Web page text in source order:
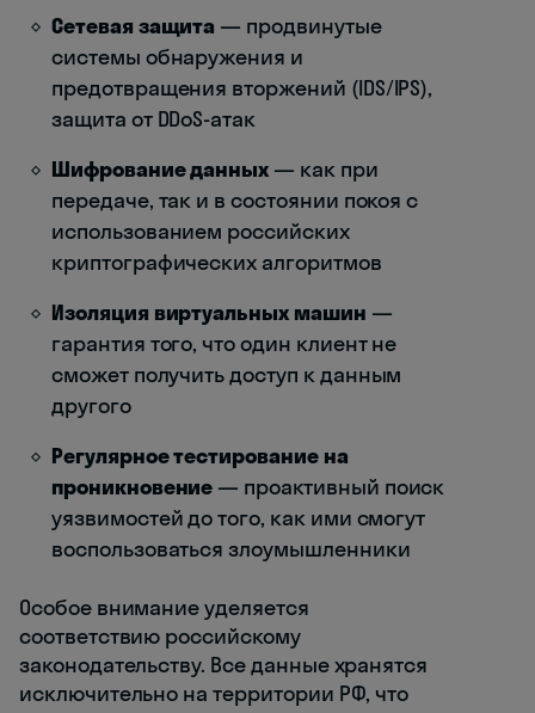
Сетевая защита — продвинутые
системы обнаружения и
предотвращения вторжений (IDS/IPS),
защита от DDoS-атак
Шифрование данных — как при
передаче, так и в состоянии покоя с
использованием российских
криптографических алгоритмов
Изоляция виртуальных машин —
гарантия того, что один клиент не
сможет получить доступ к данным
другого
Регулярное тестирование на
проникновение — проактивный поиск
уязвимостей до того, как ими смогут
воспользоваться злоумышленники
Особое внимание уделяется
соответствию российскому
законодательству. Все данные хранятся
исключительно на территории РФ, что